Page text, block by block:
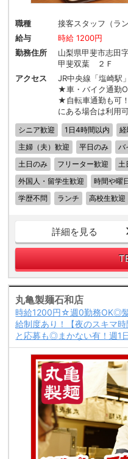
職種
接客スタッフ（ラ
給与
時給 1200円
勤務住所
山梨県甲斐市志田
甲斐双葉 ２Ｆ
アクセス
JR中央線「塩崎駅
★車・バイク通勤
★自転車通勤も可
にある場合は利用可
シニア歓迎 1日4時間以内
主婦（夫）歓迎
平日のみ バ
土日のみ
フリーター歓迎 土
外国人・留学生歓迎
時間や曜
学歴不問
ランチ 高校生歓迎
詳細を見る
丸亀製麺石和店
時給1200円☆週0勤務OK◎
給制度あり！【夜のスキマ
と応募も◎まかない有！週1